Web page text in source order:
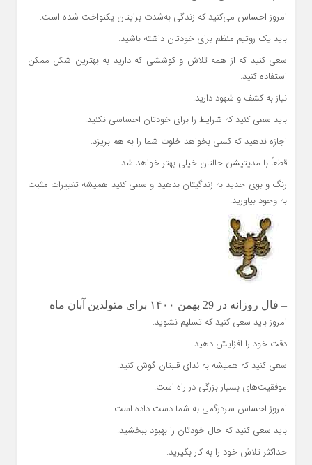
امروز احساس می‌کنید که زندگی به‌شدت برایتان یکنواخت شده است.
باید یک روتیم منظم برای خودتان داشته باشید.
سعی کنید که از همه تلاش و کوششی که دارید به بهترین شکل ممکن
استفاده کنید.
نیاز به کشف و شهود دارید.
باید سعی کنید که شرایط را برای خودتان احساسی نکنید.
اجازه ندهید که کسی بخواهد خلوت شما را به هم بریزد.
قطعاً با مدیتیشن حالتان خیلی بهتر خواهد شد.
رنگ و بوی جدید به زندگیتان بدهید و سعی کنید همیشه تغییرات مثبت
به وجود بیاورید.
– فال روزانه در 29 بهمن ۱۴۰۰ برای متولدین آبان ماه
امروز باید سعی کنید که تسلیم نشوید.
دقت خود را افزایش دهید.
سعی کنید که همیشه به ندای قلبتان گوش کنید.
موفقیت‌های بسیار بزرگی در راه است.
امروز احساس سردرگمی به شما دست داده است.
باید سعی کنید که حال خودتان را بهبود ببخشید.
حداکثر تلاش خود را به کار بگیرید.